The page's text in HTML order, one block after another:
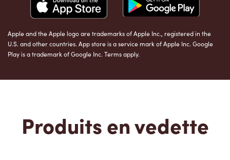
Apple and the Apple logo are trademarks of Apple Inc., registered in the
U.S. and other countries. App store is a service mark of Apple Inc. Google
Play is a trademark of Google Inc. Terms apply.
Produits en vedette